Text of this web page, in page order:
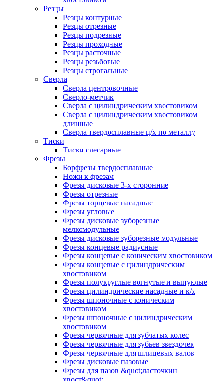
Резцы
Резцы контурные
Резцы отрезные
Резцы подрезные
Резцы проходные
Резцы расточные
Резцы резьбовые
Резцы строгальные
Сверла
Сверла центровочные
Сверло-метчик
Сверла с цилиндрическим хвостовиком
Сверла с цилиндрическим хвостовиком
длинные
Сверла твердосплавные ц/х по металлу
Тиски
Тиски слесарные
Фрезы
Борфрезы твердосплавные
Ножи к фрезам
Фрезы дисковые 3-х сторонние
Фрезы отрезные
Фрезы торцевые насадные
Фрезы угловые
Фрезы дисковые зуборезные
мелкомодульные
Фрезы дисковые зуборезные модульные
Фрезы концевые радиусные
Фрезы концевые с коническим хвостовиком
Фрезы концевые с цилиндрическим
хвостовиком
Фрезы полукруглые вогнутые и выпуклые
Фрезы цилиндрические насадные и к/х
Фрезы шпоночные с коническим
хвостовиком
Фрезы шпоночные с цилиндрическим
хвостовиком
Фрезы червячные для зубчатых колес
Фрезы червячные для зубьев звездочек
Фрезы червячные для шлицевых валов
Фрезы дисковые пазовые
Фрезы для пазов &quot;ласточкин
хвост&quot;